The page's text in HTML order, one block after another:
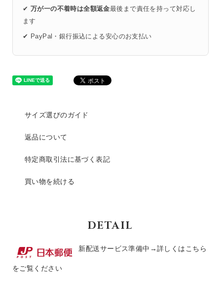
✔ 万が一の不着時は全額返金最後まで責任を持って対応し
ます
✔ PayPal・銀行振込による安心のお支払い
サイズ選びのガイド
返品について
特定商取引法に基づく表記
買い物を続ける
DETAIL
新配送サービス準備中→詳しくはこちら
をご覧ください